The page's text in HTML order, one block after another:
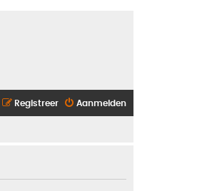
Aanmelden
Registreer